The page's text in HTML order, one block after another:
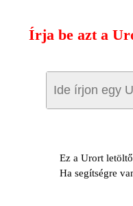
Írja be azt a
Ez a Urort
Ha segítségre